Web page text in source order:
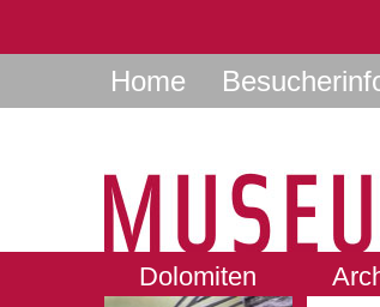
Home
Dolomiten